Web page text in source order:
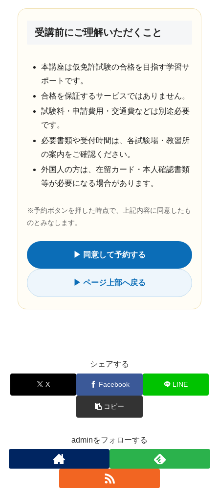
受講前にご理解いただくこと
本講座は仮免許試験の合格を目指す学習サ
ポートです。
合格を保証するサービスではありません。
試験料・申請費用・交通費などは別途必要
です。
必要書類や受付時間は、各試験場・教習所
の案内をご確認ください。
外国人の方は、在留カード・本人確認書類
等が必要になる場合があります。
※予約ボタンを押した時点で、上記内容に同意したも
のとみなします。
▶ 同意して予約する
▶ ページ上部へ戻る
シェアする
X Facebook LINE
コピー
adminをフォローする